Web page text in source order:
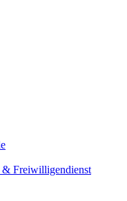
& Freiwilligendienst